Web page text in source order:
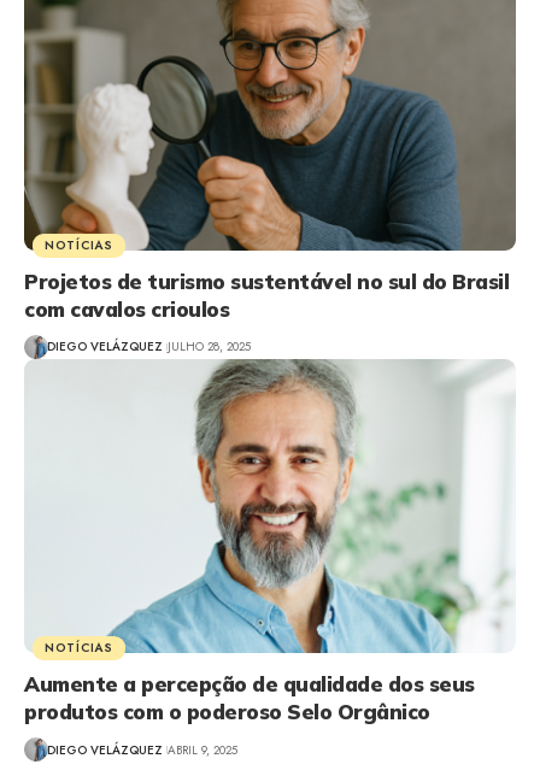
NOTÍCIAS
Projetos de turismo sustentável no sul do Brasil
com cavalos crioulos
DIEGO VELÁZQUEZ JULHO 28, 2025
NOTÍCIAS
Aumente a percepção de qualidade dos seus
produtos com o poderoso Selo Orgânico
DIEGO VELÁZQUEZ ABRIL 9, 2025